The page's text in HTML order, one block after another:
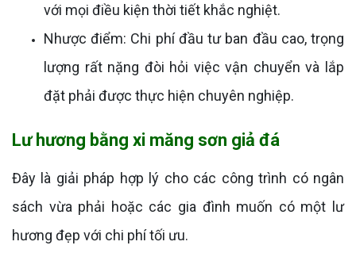
với mọi điều kiện thời tiết khắc nghiệt.
Nhược điểm: Chi phí đầu tư ban đầu cao, trọng
lượng rất nặng đòi hỏi việc vận chuyển và lắp
đặt phải được thực hiện chuyên nghiệp.
Lư hương bằng xi măng sơn giả đá
Đây là giải pháp hợp lý cho các công trình có ngân
sách vừa phải hoặc các gia đình muốn có một lư
hương đẹp với chi phí tối ưu.